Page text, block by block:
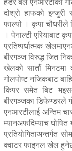
दोश्रो हाफको
फाल्यो । कृपा
। पेनाल्टी एरियाबाट
प्रतिष्पर्धात्मक
बीरगञ्ज विरुद्ध जित
खेलको सातौं मिनटमा
गोलपोष्ट नजिकबाट
किपर समेत बिट
बीरगञ्जका डिफेण्डरले
एनआरटीलाई अन्तिम
म्यानअफदिम्याच
प्रतियोगिताअन्तर्गत
क्वाटर फाइनल खेल